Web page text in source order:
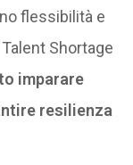
flessibilità e
Shortage
imparare
resilienza